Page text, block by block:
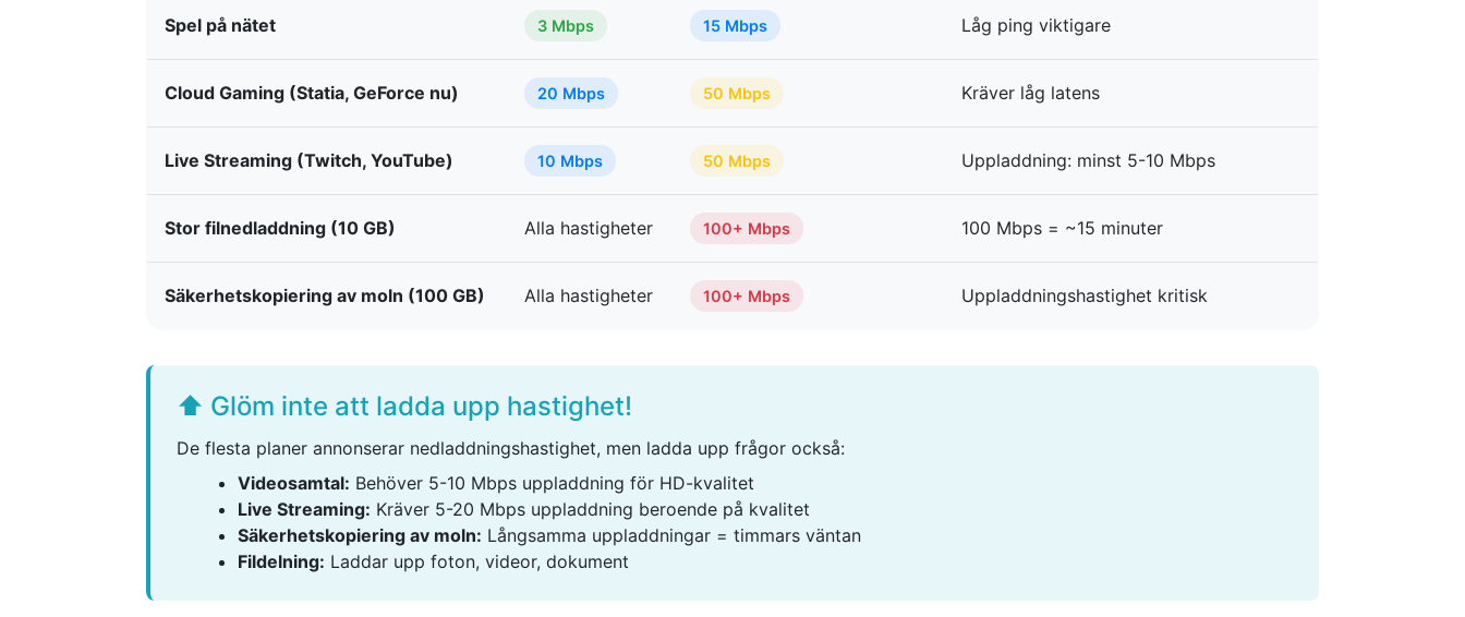
Spel på nätet 3 Mbps 15 Mbps Låg ping viktigare
Cloud Gaming (Statia, GeForce nu) 20 Mbps 50 Mbps Kräver låg latens
Live Streaming (Twitch, YouTube) 10 Mbps 50 Mbps Uppladdning: minst 5-10 Mbps
Stor filnedladdning (10 GB) Alla hastigheter 100+ Mbps 100 Mbps = ~15 minuter
Säkerhetskopiering av moln (100 GB) Alla hastigheter 100+ Mbps Uppladdningshastighet kritisk
⬆️ Glöm inte att ladda upp hastighet!
De flesta planer annonserar nedladdningshastighet, men ladda upp frågor också:
Videosamtal: Behöver 5-10 Mbps uppladdning för HD-kvalitet
Live Streaming: Kräver 5-20 Mbps uppladdning beroende på kvalitet
Säkerhetskopiering av moln: Långsamma uppladdningar = timmars väntan
Fildelning: Laddar upp foton, videor, dokument